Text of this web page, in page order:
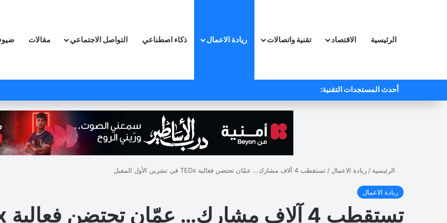
الرئيسية الاقتصاد تقنية واتصالات ريادة الاعمال ذكاء اصطناعي التواصل الاجتماعي مقالات
أحدث المستجدات التقنية:
الرئيسية / ريادة الاعمال / تستقطب 4 آلاف مشارك… عمّان تحتضن فعالية TEDx في تشرين الأول المقبل
ريادة الاعمال